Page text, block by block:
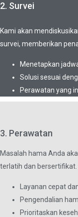
2. Survei
Kami akan
survei, memberikan
Menetapkan
Solusi sesuai
Perawatan yang
3. Perawatan
Masalah hama Anda
terlatih dan bersertifikat.
Layanan cepat
Pengendalian
Prioritaskan